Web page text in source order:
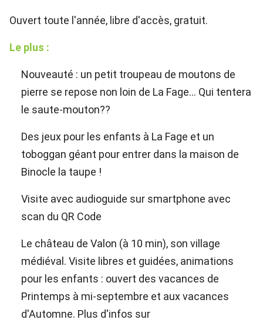
Ouvert toute l'année, libre d'accès, gratuit.
Le plus :
Nouveauté : un petit troupeau de moutons de
pierre se repose non loin de La Fage... Qui tentera
le saute-mouton??
Des jeux pour les enfants à La Fage et un
toboggan géant pour entrer dans la maison de
Binocle la taupe !
Visite avec audioguide sur smartphone avec
scan du QR Code
Le château de Valon (à 10 min), son village
médiéval. Visite libres et guidées, animations
pour les enfants : ouvert des vacances de
Printemps à mi-septembre et aux vacances
d'Automne. Plus d'infos sur